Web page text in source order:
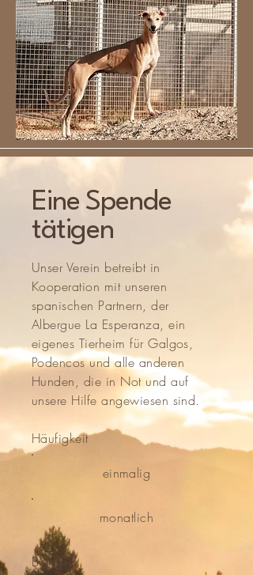
Eine Spende
tätigen
Unser Verein betreibt in
Kooperation mit unseren
spanischen Partnern, der
Albergue La Esperanza, ein
eigenes Tierheim für Galgos,
Podencos und alle anderen
Hunden, die in Not und auf
unsere Hilfe angewiesen sind.
Häufigkeit
einmalig
monatlich
Betrag